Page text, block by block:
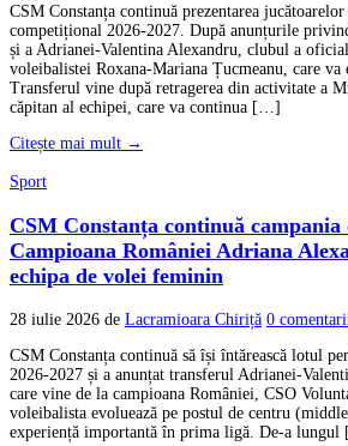
CSM Constanța continuă prezentarea
competițional 2026-2027. După anunțurile
și a Adrianei-Valentina Alexandru, clubul a
voleibalistei Roxana-Mariana Țucmeanu, care va
Transferul vine după retragerea din activitate a
căpitan al echipei, care va continua […]
Citește mai mult →
Sport
CSM Constanța continuă
Campioana României Adriana
echipa de volei feminin
28 iulie 2026 de Lacramioara Chiriță 0
CSM Constanța continuă să își întărească lotul
2026-2027 și a anunțat transferul Adrianei-
care vine de la campioana României, CSO
voleibalista evoluează pe postul de centru
experiență importantă în prima ligă. De-a